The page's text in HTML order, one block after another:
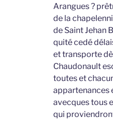
Arangues ?
de la
de Saint Jehan
quité cedé
et transporte
Chaudonault
toutes et
appartenances
avecques tous
qui